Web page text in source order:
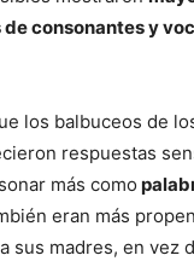
consonantes y
los balbuceos de
respuestas
más como
eran más
sus madres, en vez